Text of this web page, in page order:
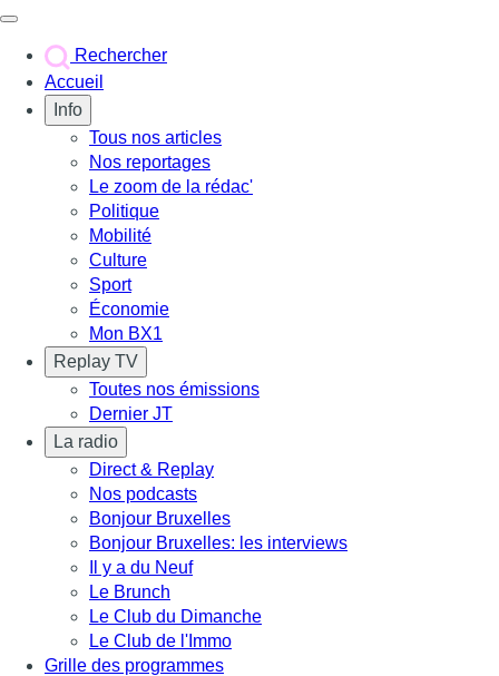
Rechercher
Accueil
Info
Tous nos articles
Nos reportages
Le zoom de la rédac'
Politique
Mobilité
Culture
Sport
Économie
Mon BX1
Replay TV
Toutes nos émissions
Dernier JT
La radio
Direct & Replay
Nos podcasts
Bonjour Bruxelles
Bonjour Bruxelles: les interviews
Il y a du Neuf
Le Brunch
Le Club du Dimanche
Le Club de l'Immo
Grille des programmes